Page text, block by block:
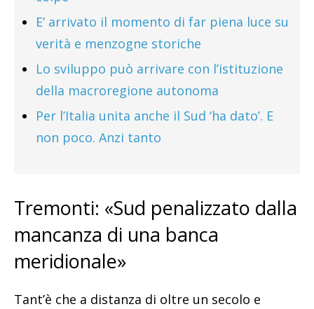
E’ arrivato il momento di far piena luce su
verità e menzogne storiche
Lo sviluppo può arrivare con l’istituzione
della macroregione autonoma
Per l’Italia unita anche il Sud ‘ha dato’. E
non poco. Anzi tanto
Tremonti: «Sud penalizzato dalla
mancanza di una banca
meridionale»
Tant’è che a distanza di oltre un secolo e